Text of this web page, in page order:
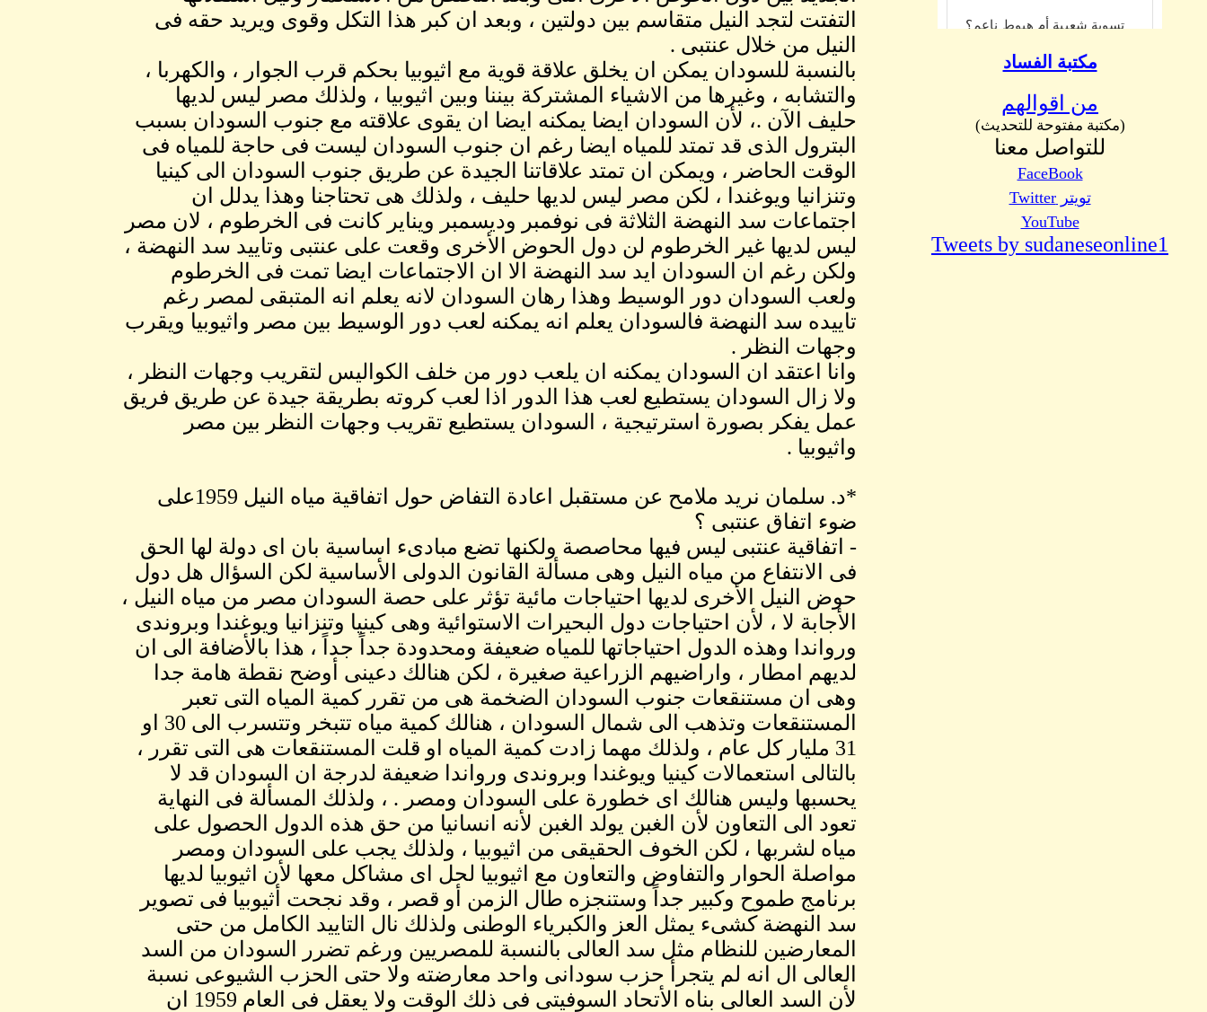
مكتبة الفساد
من اقوالهم
(مكتبة مفتوحة للتحديث)
للتواصل معنا
FaceBook
تويتر Twitter
YouTube
Tweets by sudaneseonline1
التفتت لتجد النيل متقاسم بين دولتين ، وبعد ان كبر هذا التكل وقوى ويريد حقه فى
النيل من خلال عنتبى .
بالنسبة للسودان يمكن ان يخلق علاقة قوية مع اثيوبيا بحكم قرب الجوار ، والكهربا ،
والتشابه ، وغيرها من الاشياء المشتركة بيننا وبين اثيوبيا ، ولذلك مصر ليس لديها
حليف الآن .، لأن السودان ايضا يمكنه ايضا ان يقوى علاقته مع جنوب السودان بسبب
البترول الذى قد تمتد للمياه ايضا رغم ان جنوب السودان ليست فى حاجة للمياه فى
الوقت الحاضر ، ويمكن ان تمتد علاقاتنا الجيدة عن طريق جنوب السودان الى كينيا
وتنزانيا ويوغندا ، لكن مصر ليس لديها حليف ، ولذلك هى تحتاجنا وهذا يدلل ان
اجتماعات سد النهضة الثلاثة فى نوفمبر وديسمبر ويناير كانت فى الخرطوم ، لان مصر
ليس لديها غير الخرطوم لن دول الحوض الأخرى وقعت على عنتبى وتاييد سد النهضة ،
ولكن رغم ان السودان ايد سد النهضة الا ان الاجتماعات ايضا تمت فى الخرطوم
ولعب السودان دور الوسيط وهذا رهان السودان لانه يعلم انه المتبقى لمصر رغم
تاييده سد النهضة فالسودان يعلم انه يمكنه لعب دور الوسيط بين مصر واثيوبيا ويقرب
وجهات النظر .
وانا اعتقد ان السودان يمكنه ان يلعب دور من خلف الكواليس لتقريب وجهات النظر ،
ولا زال السودان يستطيع لعب هذا الدور اذا لعب كروته بطريقة جيدة عن طريق فريق
عمل يفكر بصورة استرتيجية ، السودان يستطيع تقريب وجهات النظر بين مصر
واثيوبيا .
*د. سلمان نريد ملامح عن مستقبل اعادة التفاض حول اتفاقية مياه النيل 1959على
ضوء اتفاق عنتبى ؟
- اتفاقية عنتبى ليس فيها محاصصة ولكنها تضع مبادىء اساسية بان اى دولة لها الحق
فى الانتفاع من مياه النيل وهى مسألة القانون الدولى الأساسية لكن السؤال هل دول
حوض النيل الأخرى لديها احتياجات مائية تؤثر على حصة السودان مصر من مياه النيل ،
الأجابة لا ، لأن احتياجات دول البحيرات الاستوائية وهى كينيا وتنزانيا ويوغندا وبروندى
ورواندا وهذه الدول احتياجاتها للمياه ضعيفة ومحدودة جداً جداً ، هذا بالأضافة الى ان
لديهم امطار ، واراضيهم الزراعية صغيرة ، لكن هنالك دعينى أوضح نقطة هامة جدا
وهى ان مستنقعات جنوب السودان الضخمة هى من تقرر كمية المياه التى تعبر
المستنقعات وتذهب الى شمال السودان ، هنالك كمية مياه تتبخر وتتسرب الى 30 او
31 مليار كل عام ، ولذلك مهما زادت كمية المياه او قلت المستنقعات هى التى تقرر ،
بالتالى استعمالات كينيا ويوغندا وبروندى ورواندا ضعيفة لدرجة ان السودان قد لا
يحسبها وليس هنالك اى خطورة على السودان ومصر . ، ولذلك المسألة فى النهاية
تعود الى التعاون لأن الغبن يولد الغبن لأنه انسانيا من حق هذه الدول الحصول على
مياه لشربها ، لكن الخوف الحقيقى من اثيوبيا ، ولذلك يجب على السودان ومصر
مواصلة الحوار والتفاوض والتعاون مع اثيوبيا لحل اى مشاكل معها لأن اثيوبيا لديها
برنامج طموح وكبير جداً وستنجزه طال الزمن أو قصر ، وقد نجحت أثيوبيا فى تصوير
سد النهضة كشىء يمثل العز والكبرياء الوطنى ولذلك نال التاييد الكامل من حتى
المعارضين للنظام مثل سد العالى بالنسبة للمصريين ورغم تضرر السودان من السد
العالى ال انه لم يتجرأ حزب سودانى واحد معارضته ولا حتى الحزب الشيوعى نسبة
لأن السد العالى بناه الأتحاد السوفيتى فى ذلك الوقت ولا يعقل فى العام 1959 ان